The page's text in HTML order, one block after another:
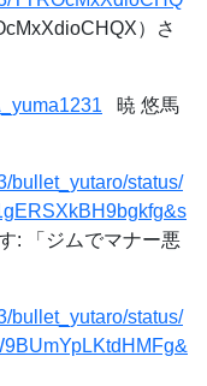
）さ
暁 悠馬
bullet_yutaro/status/
: 「ジムでマナー悪
bullet_yutaro/status/